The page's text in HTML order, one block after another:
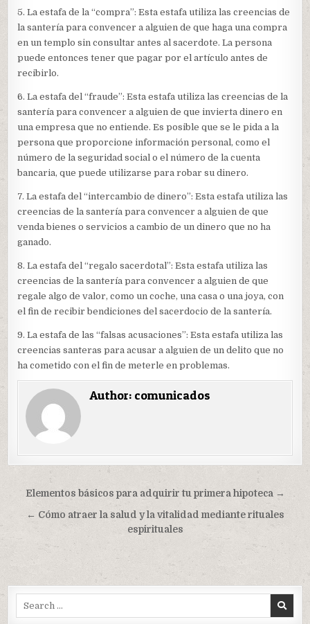
5. La estafa de la “compra”: Esta estafa utiliza las creencias de
la santería para convencer a alguien de que haga una compra
en un templo sin consultar antes al sacerdote. La persona
puede entonces tener que pagar por el artículo antes de
recibirlo.
6. La estafa del “fraude”: Esta estafa utiliza las creencias de la
santería para convencer a alguien de que invierta dinero en
una empresa que no entiende. Es posible que se le pida a la
persona que proporcione información personal, como el
número de la seguridad social o el número de la cuenta
bancaria, que puede utilizarse para robar su dinero.
7. La estafa del “intercambio de dinero”: Esta estafa utiliza las
creencias de la santería para convencer a alguien de que
venda bienes o servicios a cambio de un dinero que no ha
ganado.
8. La estafa del “regalo sacerdotal”: Esta estafa utiliza las
creencias de la santería para convencer a alguien de que
regale algo de valor, como un coche, una casa o una joya, con
el fin de recibir bendiciones del sacerdocio de la santería.
9. La estafa de las “falsas acusaciones”: Esta estafa utiliza las
creencias santeras para acusar a alguien de un delito que no
ha cometido con el fin de meterle en problemas.
Author: comunicados
Navegación
de
entradas
Elementos básicos para adquirir tu primera hipoteca →
← Cómo atraer la salud y la vitalidad mediante rituales
espirituales